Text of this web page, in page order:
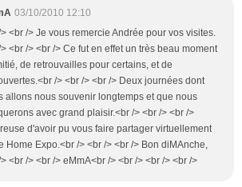
03/10/2010 12:10
<br /> Je vous remercie Andrée pour vos visites.
<br /> <br /> Ce fut en effet un très beau moment
de retrouvailles pour certains, et de
/> <br /> <br /> Deux journées dont
allons nous souvenir longtemps et que nous
avec grand plaisir.<br /> <br /> <br />
d'avoir pu vous faire partager virtuellement
Home Expo.<br /> <br /> <br /> Bon diMAnche,
<br /> <br /> eMmA<br /> <br /> <br /> <br />